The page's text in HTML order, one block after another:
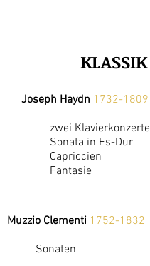
KLASSIK
Joseph Haydn 1732-1809
zwei Klavierkonzerte
Sonata in Es-Dur
Capriccien
Fantasie
Muzzio Clementi 1752-1832
Sonaten